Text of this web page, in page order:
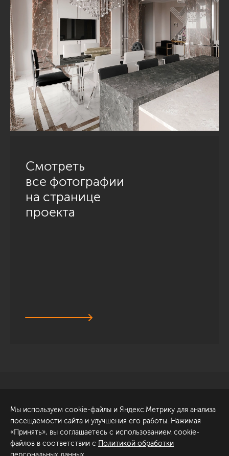
Смотреть
все фотографии
на странице
проекта
Обсудить проект
ул. Академика Павлова, 6
к1
+7 (812) 200-95-55
Мы используем cookie-файлы и Яндекс.Метрику для анализа
посещаемости сайта и улучшения его работы. Нажимая
«Принять», вы соглашаетесь с использованием cookie-
файлов в соответствии с Политикой обработки